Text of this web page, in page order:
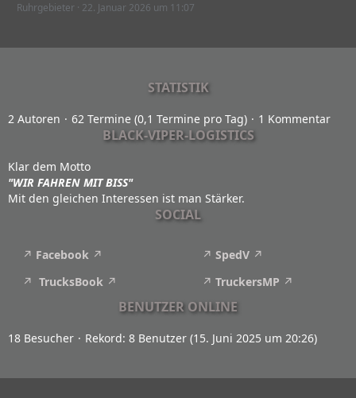
Ruhrgebieter 22. Januar 2026 um 11:07
STATISTIK
2 Autoren 62 Termine (0,1 Termine pro Tag) 1 Kommentar
BLACK-VIPER-LOGISTICS
Klar dem Motto
"WIR FAHREN MIT BISS"
Mit den gleichen Interessen ist man Stärker.
SOCIAL
Facebook
TrucksBook
SpedV
TruckersMP
BENUTZER ONLINE
18 Besucher Rekord: 8 Benutzer (15. Juni 2025 um 20:26)